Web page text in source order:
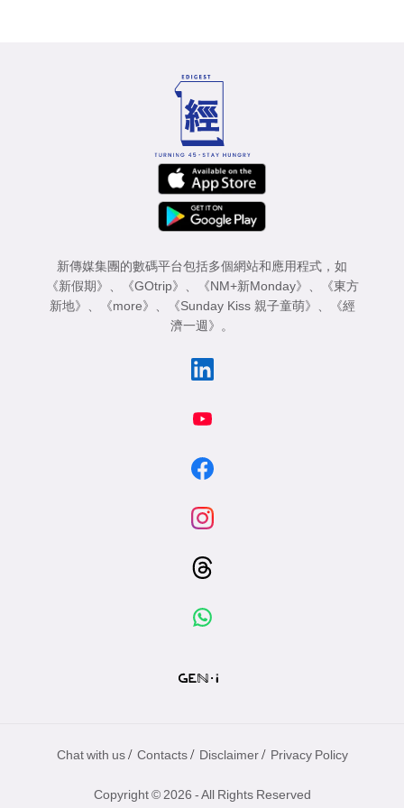
新傳媒集團的數碼平台包括多個網站和應用程式，如
《新假期》
《GOtrip》 《NM+新Monday》
《東方
新地》
《more》 《Sunday Kiss 親子童萌》
《經
濟一週》
。
Chat with us / Contacts / Disclaimer / Privacy Policy
Copyright © 2026 - All Rights Reserved